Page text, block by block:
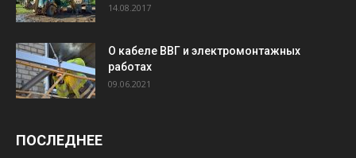
14.08.2017
О кабеле ВВГ и электромонтажных
работах
09.06.2021
ПОСЛЕДНЕЕ